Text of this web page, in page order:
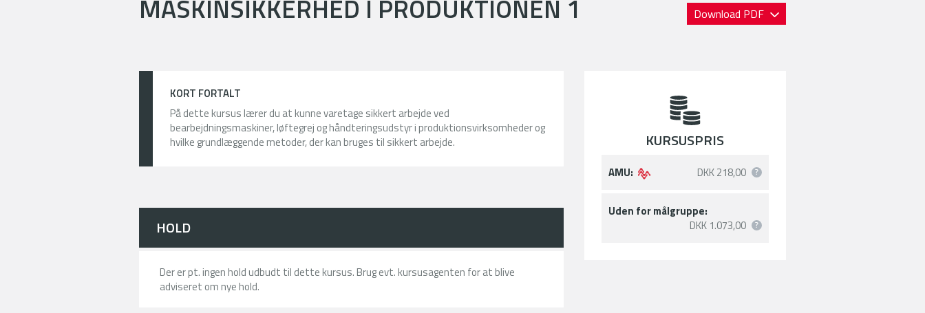
MASKINSIKKERHED I PRODUKTIONEN 1 Download PDF
KORT FORTALT
På dette kursus lærer du at kunne varetage sikkert arbejde ved
bearbejdningsmaskiner, løftegrej og håndteringsudstyr i produktionsvirksomheder og
hvilke grundlæggende metoder, der kan bruges til sikkert arbejde.
HOLD
Der er pt. ingen hold udbudt til dette kursus. Brug evt. kursusagenten for at blive
adviseret om nye hold.
KURSUSPRIS
AMU: DKK 218,00
Uden for målgruppe:
DKK 1.073,00